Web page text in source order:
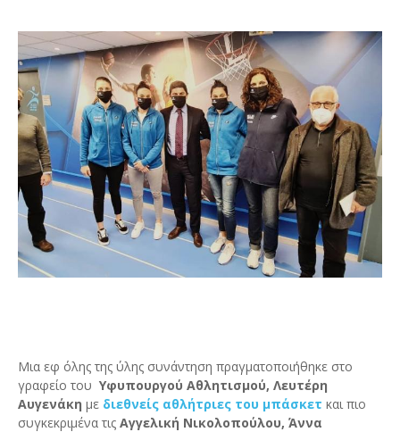
Μια εφ όλης της ύλης συνάντηση πραγματοποιήθηκε στο
γραφείο του Υφυπουργού Αθλητισμού, Λευτέρη
Αυγενάκη με διεθνείς αθλήτριες του μπάσκετ και πιο
συγκεκριμένα τις Αγγελική Νικολοπούλου, Άννα